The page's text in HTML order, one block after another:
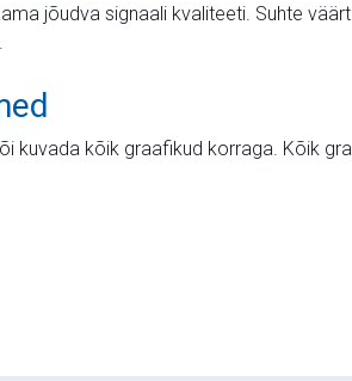
jõudva signaali kvaliteeti. Suhte
kuvada kõik graafikud korraga. Kõik